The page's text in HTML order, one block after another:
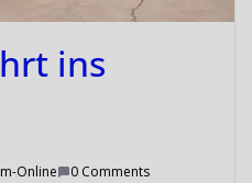
ins
Online 0 Comments